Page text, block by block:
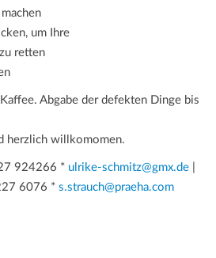
um Ihre
retten
Abgabe der defekten Dinge bis
herzlich willkomomen.
924266 * ulrike-schmitz@gmx.de
6076 * s.strauch@praeha.com